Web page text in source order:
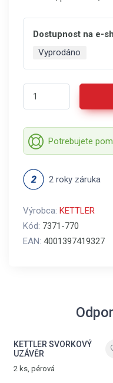
Dostupnost na e-
Vyprodáno
Potrebujete
2 roky záruka
Výrobca: KETTLER
Kód: 7371-770
EAN: 4001397419327
KETTLER SVORKOVÝ
UZÁVĚR
2 ks, pérová